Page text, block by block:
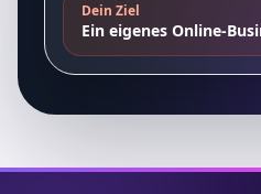
Dein Ziel
Ein eigenes Online-